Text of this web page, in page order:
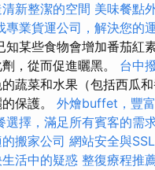
新整潔的空間 美味餐點
專業貨運公司，解決您的
知某些食物會增加番茄紅
，從而促進曬黑。 台中
蔬菜和水果（包括西瓜
保護。 外燴buffet，豐
選擇，滿足所有賓客的需
搬家公司 網站安全與
活中的疑惑 整復療程推